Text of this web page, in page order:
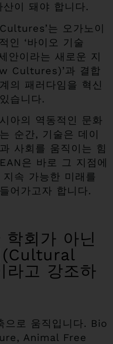
이 돼야 합니다.
는 오가노이
인 ‘바이오 기술
안이라는 새로운 지
Cultures)’과 결합
의 패러다임을 혁신
습니다.
아의 역동적인 문화
순간, 기술은 데이
사회를 움직이는 힘
은 바로 그 지점에
속 가능한 미래를
어가고자 합니다.
학회가 아닌
(Cultural
라고 강조하
으로 움직입니다. Bio
Animal Free